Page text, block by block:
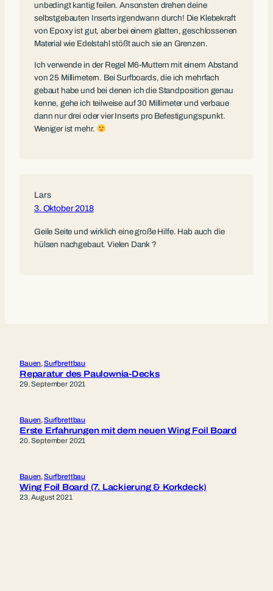
unbedingt kantig feilen. Ansonsten drehen deine
selbstgebauten Inserts irgendwann durch! Die Klebekraft
von Epoxy ist gut, aber bei einem glatten, geschlossenen
Material wie Edelstahl stößt auch sie an Grenzen.
Ich verwende in der Regel M6-Muttern mit einem Abstand
von 25 Millimetern. Bei Surfboards, die ich mehrfach
gebaut habe und bei denen ich die Standposition genau
kenne, gehe ich teilweise auf 30 Millimeter und verbaue
dann nur drei oder vier Inserts pro Befestigungspunkt.
Weniger ist mehr.
Lars
3. Oktober 2018
Geile Seite und wirklich eine große Hilfe. Hab auch die
hülsen nachgebaut. Vielen Dank ?
Bauen, Surfbrettbau
Reparatur des Paulownia-Decks
29. September 2021
Bauen, Surfbrettbau
Erste Erfahrungen mit dem neuen Wing Foil Board
20. September 2021
Bauen, Surfbrettbau
Wing Foil Board (7. Lackierung & Korkdeck)
23. August 2021